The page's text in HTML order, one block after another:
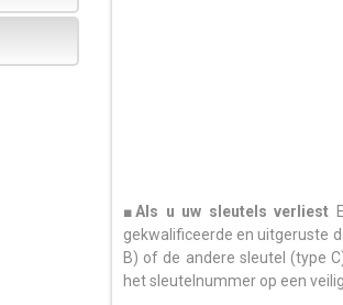
■Als u uw sleutels verliest
gekwalificeerde en uitgeruste
B) of de andere sleutel (type
het sleutelnummer op een